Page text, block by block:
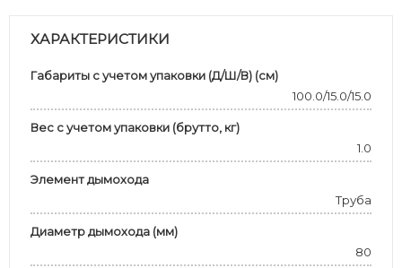
ХАРАКТЕРИСТИКИ
Габариты с учетом упаковки (Д/Ш/В) (см)
100.0/15.0/15.0
Вес с учетом упаковки (брутто, кг)
1.0
Элемент дымохода
Труба
Диаметр дымохода (мм)
80